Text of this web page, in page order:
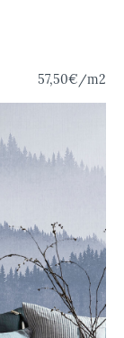
57,50€/m2